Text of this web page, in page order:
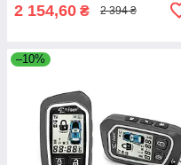
2 154,60 ₴ 2 394 ₴
–10%